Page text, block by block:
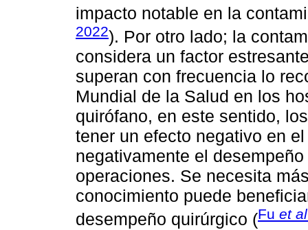
impacto notable en la
2022). Por otro lado; la
considera un factor
superan con frecuencia lo
Mundial de la Salud en los
quirófano, en este sentido,
tener un efecto negativo en
negativamente el
operaciones. Se necesita
conocimiento puede
desempeño quirúrgico (Fu et al